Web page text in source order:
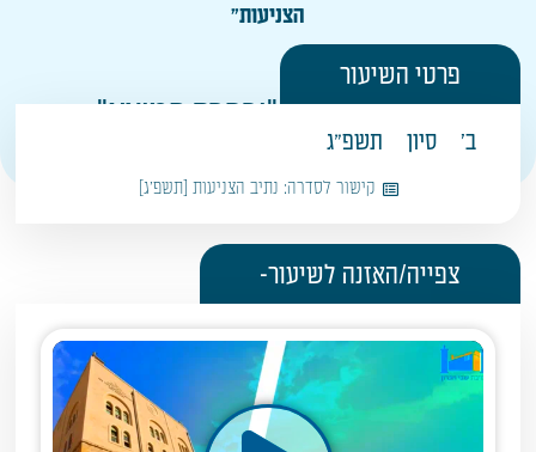
הצניעות"
תחילת פסקה "ובפרק המוצא"
פרטי השיעור
ב' סיון תשפ"ג
קישור לסדרה: נתיב הצניעות [תשפ'ג]
צפייה/האזנה לשיעור-